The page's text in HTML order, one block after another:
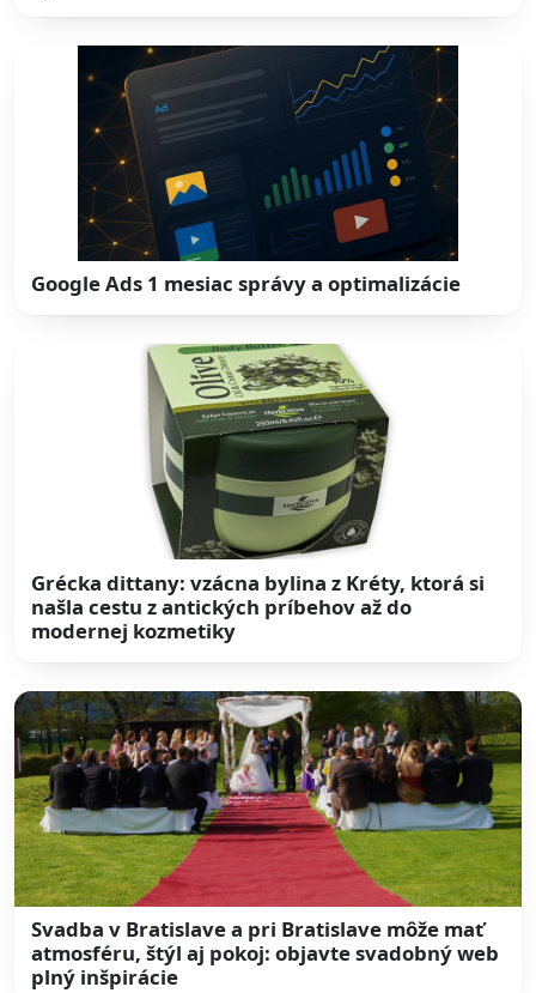
Google Ads 1 mesiac správy a optimalizácie
Grécka dittany: vzácna bylina z Kréty, ktorá si
našla cestu z antických príbehov až do
modernej kozmetiky
Svadba v Bratislave a pri Bratislave môže mať
atmosféru, štýl aj pokoj: objavte svadobný web
plný inšpirácie